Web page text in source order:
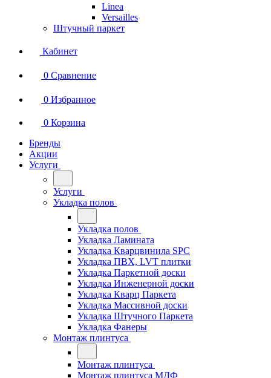
Linea
Versailles
Штучный паркет
Кабинет
0 Сравнение
0 Избранное
0 Корзина
Бренды
Акции
Услуги
Услуги
Укладка полов
Укладка полов
Укладка Ламината
Укладка Кварцвинила SPC
Укладка ПВХ, LVT плитки
Укладка Паркетной доски
Укладка Инженерной доски
Укладка Кварц Паркета
Укладка Массивной доски
Укладка Штучного Паркета
Укладка Фанеры
Монтаж плинтуса
Монтаж плинтуса
Монтаж плинтуса МДФ